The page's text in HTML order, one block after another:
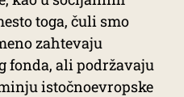
toga, čuli smo
zahtevaju
fonda, ali podržavaju
istočnoevropske